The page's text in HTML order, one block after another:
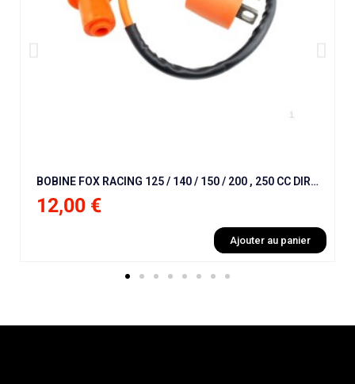
BOBINE FOX RACING 125 / 140 / 150 / 200 , 250 CC DIRT BIKE / PIT BIKE
12,00 €
Ajouter au panier